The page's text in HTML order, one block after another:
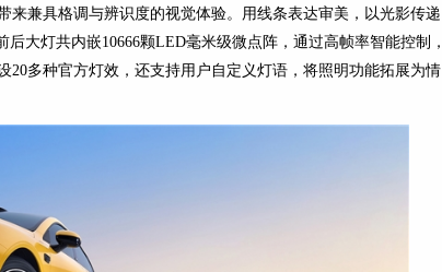
来兼具格调与辨识度的视觉体验。用线条表达审美，以光影传递
大灯共内嵌10666颗LED毫米级微点阵，通过高帧率智能控制，
20多种官方灯效，还支持用户自定义灯语，将照明功能拓展为情